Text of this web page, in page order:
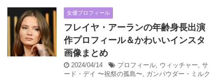
女優プロフィール
フレイヤ・アーランの年齢身長出演
作プロフィール＆かわいいインスタ
画像まとめ
2024/04/14 プロフィール ウィッチャー サ
ード・デイ 〜祝祭の孤島〜
ガンパウダー・ミルク